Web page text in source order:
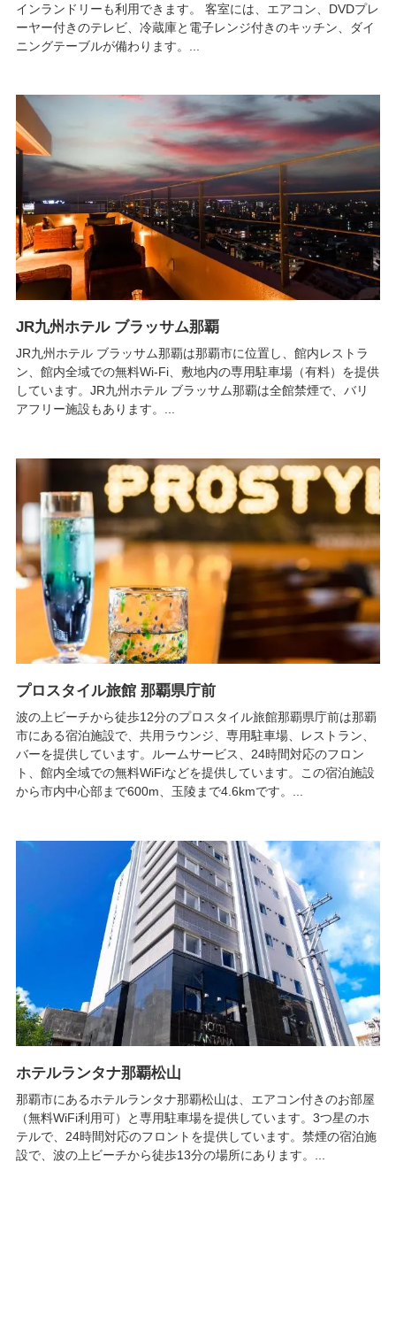
インランドリーも利用できます。 客室には、エアコン、DVDプレ
ーヤー付きのテレビ、冷蔵庫と電子レンジ付きのキッチン、ダイ
ニングテーブルが備わります。...
JR九州ホテル ブラッサム那覇
JR九州ホテル ブラッサム那覇は那覇市に位置し、館内レストラ
ン、館内全域での無料Wi-Fi、敷地内の専用駐車場（有料）を提供
しています。JR九州ホテル ブラッサム那覇は全館禁煙で、バリ
アフリー施設もあります。...
プロスタイル旅館 那覇県庁前
波の上ビーチから徒歩12分のプロスタイル旅館那覇県庁前は那覇
市にある宿泊施設で、共用ラウンジ、専用駐車場、レストラン、
バーを提供しています。ルームサービス、24時間対応のフロン
ト、館内全域での無料WiFiなどを提供しています。この宿泊施設
から市内中心部まで600m、玉陵まで4.6kmです。...
ホテルランタナ那覇松山
那覇市にあるホテルランタナ那覇松山は、エアコン付きのお部屋
（無料WiFi利用可）と専用駐車場を提供しています。3つ星のホ
テルで、24時間対応のフロントを提供しています。禁煙の宿泊施
設で、波の上ビーチから徒歩13分の場所にあります。...